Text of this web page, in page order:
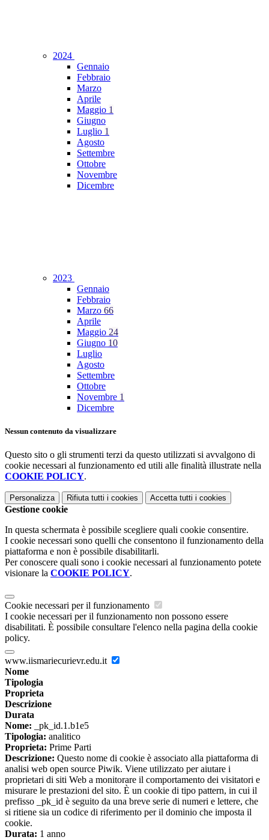
2024
Gennaio
Febbraio
Marzo
Aprile
Maggio 1
Giugno
Luglio 1
Agosto
Settembre
Ottobre
Novembre
Dicembre
2023
Gennaio
Febbraio
Marzo 66
Aprile
Maggio 24
Giugno 10
Luglio
Agosto
Settembre
Ottobre
Novembre 1
Dicembre
Nessun contenuto da visualizzare
Questo sito o gli strumenti terzi da questo utilizzati si avvalgono di
cookie necessari al funzionamento ed utili alle finalità illustrate nella
COOKIE POLICY.
Personalizza Rifiuta tutti i cookies Accetta tutti i cookies
Gestione cookie
In questa schermata è possibile scegliere quali cookie consentire.
I cookie necessari sono quelli che consentono il funzionamento della
piattaforma e non è possibile disabilitarli.
Per conoscere quali sono i cookie necessari al funzionamento potete
visionare la COOKIE POLICY.
Cookie necessari per il funzionamento
I cookie necessari per il funzionamento non possono essere
disabilitati. È possibile consultare l'elenco nella pagina della cookie
policy.
www.iismariecurievr.edu.it
Nome
Tipologia
Proprieta
Descrizione
Durata
Nome: _pk_id.1.b1e5
Tipologia: analitico
Proprieta: Prime Parti
Descrizione: Questo nome di cookie è associato alla piattaforma di
analisi web open source Piwik. Viene utilizzato per aiutare i
proprietari di siti Web a monitorare il comportamento dei visitatori e
misurare le prestazioni del sito. È un cookie di tipo pattern, in cui il
prefisso _pk_id è seguito da una breve serie di numeri e lettere, che
si ritiene sia un codice di riferimento per il dominio che imposta il
cookie.
Durata: 1 anno